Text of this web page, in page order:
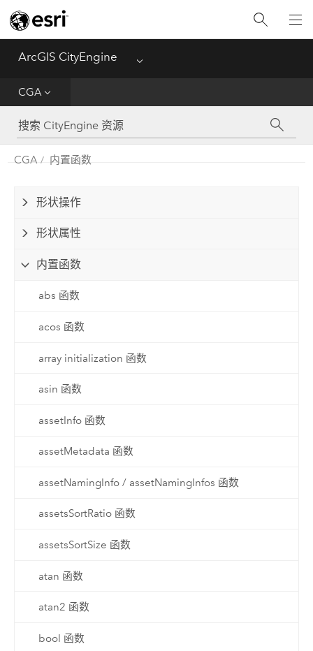
ArcGIS CityEngine Menu
CGA
帮助
CGA
CGA 内置函数
形状操作
形状属性
内置函数
abs 函数
acos 函数
array initialization 函数
asin 函数
assetInfo 函数
assetMetadata 函数
assetNamingInfo / assetNamingInfos 函数
assetsSortRatio 函数
assetsSortSize 函数
atan 函数
atan2 函数
bool 函数